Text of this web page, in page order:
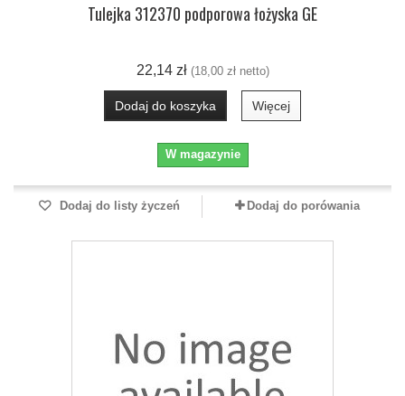
Tulejka 312370 podporowa łożyska GE
22,14 zł(18,00 zł netto)
Dodaj do koszyka Więcej
W magazynie
Dodaj do listy życzeń Dodaj do porówania